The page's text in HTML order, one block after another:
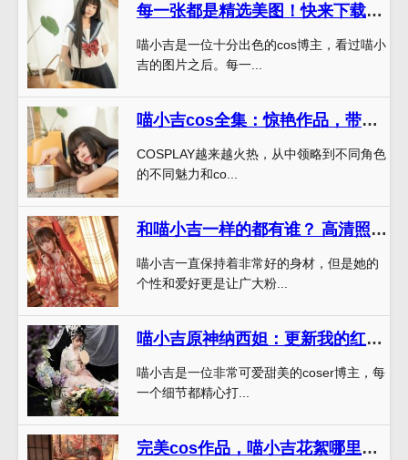
每一张都是精选美图！快来下载“喵小吉拍摄花絮全集网盘下载”
喵小吉是一位十分出色的cos博主，看过喵小
吉的图片之后。每一...
喵小吉cos全集：惊艳作品，带你领略角色的不同魅力
COSPLAY越来越火热，从中领略到不同角色
的不同魅力和co...
和喵小吉一样的都有谁？ 高清照片细节尽显，惊艳全场
喵小吉一直保持着非常好的身材，但是她的
个性和爱好更是让广大粉...
喵小吉原神纳西妲：更新我的红莲之刃cos合集，来一起欣赏
喵小吉是一位非常可爱甜美的coser博主，每
一个细节都精心打...
完美cos作品，喵小吉花絮哪里有无疑是你们的不二之选